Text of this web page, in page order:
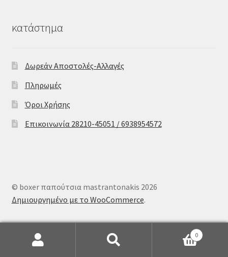
κατάστημα
Δωρεάν Αποστολές-Αλλαγές
Πληρωμές
Όροι Χρήσης
Επικοινωνία 28210-45051 / 6938954572
© boxer παπούτσια mastrantonakis 2026
Δημιουργημένο με το WooCommerce.
Αναζήτηση
Αναζήτηση
0